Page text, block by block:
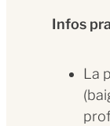
Infos
La